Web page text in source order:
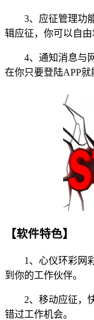
3、应征管理功能
辑应征，你可以自由
4、通知消息与网
在你只要登陆APP就
【软件特色】
1、心仪环彩网彩
到你的工作伙伴。
2、移动应征，快
错过工作机会。